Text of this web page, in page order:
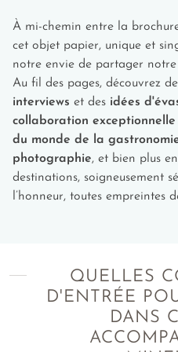
À mi-chemin entre la
cet objet papier, unique et
notre envie de partager
Au fil des pages, découvrez
interviews et des idées
collaboration
du monde de la
photographie, et bien plus
destinations, soigneusement
l’honneur, toutes empreintes
QUELLES
D'ENTRÉE
DANS